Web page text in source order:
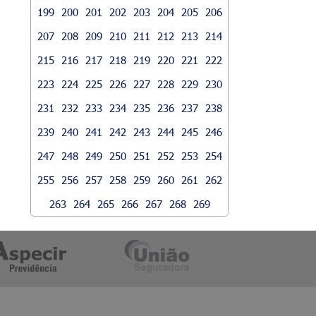
199
200 201 202 203 204 205
206
207
208 209 210 211 212 213
214
215
216 217 218 219 220 221
222
223
224 225 226 227 228 229
230
231
232 233 234 235 236 237
238
239
240 241 242 243 244 245
246
247
248 249 250 251 252 253
254
255
256 257 258 259 260 261
262
263
264 265 266 267 268 269